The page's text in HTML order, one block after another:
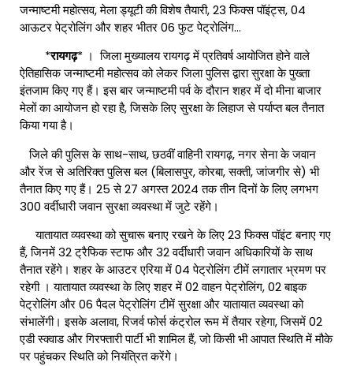
जन्माष्टमी महोत्सव, मेला ड्यूटी की विशेष तैयारी, 23 फिक्स पॉइंट्स, 04
आऊटर पेट्रोलिंग और शहर भीतर 06 फुट पेट्रोलिंग…
*रायगढ़* । जिला मुख्यालय रायगढ़ में प्रतिवर्ष आयोजित होने वाले
ऐतिहासिक जन्माष्टमी महोत्सव को लेकर जिला पुलिस द्वारा सुरक्षा के पुख्ता
इंतजाम किए गए हैं। इस बार जन्माष्टमी पर्व के दौरान शहर में दो मीना बाजार
मेलों का आयोजन हो रहा है, जिसके लिए सुरक्षा के लिहाज से पर्याप्त बल तैनात
किया गया है।
जिले की पुलिस के साथ-साथ, छठवीं वाहिनी रायगढ़, नगर सेना के जवान
और रेंज से अतिरिक्त पुलिस बल (बिलासपुर, कोरबा, सक्ती, जांजगीर से) भी
तैनात किए गए हैं। 25 से 27 अगस्त 2024 तक तीन दिनों के लिए लगभग
300 वर्दीधारी जवान सुरक्षा व्यवस्था में जुटे रहेंगे।
यातायात व्यवस्था को सुचारू बनाए रखने के लिए 23 फिक्स पॉइंट बनाए गए
हैं, जिनमें 32 ट्रैफिक स्टाफ और 32 वर्दीधारी जवान अधिकारियों के साथ
तैनात रहेंगे। शहर के आउटर एरिया में 04 पेट्रोलिंग टीमें लगातार भ्रमण पर
रहेगी । यातायात व्यवस्था के लिए शहर में 02 वाहन पेट्रोलिंग, 02 बाइक
पेट्रोलिंग और 06 पैदल पेट्रोलिंग टीमें सुरक्षा और यातायात व्यवस्था को
संभालेंगी। इसके अलावा, रिजर्व फोर्स कंट्रोल रूम में तैयार रहेगा, जिसमें 02
एडी स्क्वाड और गिरफ्तारी पार्टी भी शामिल हैं, जो किसी भी आपात स्थिति में मौके
पर पहुंचकर स्थिति को नियंत्रित करेंगे।